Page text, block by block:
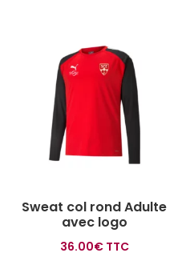
Sweat col rond Adulte
avec logo
36.00€ TTC